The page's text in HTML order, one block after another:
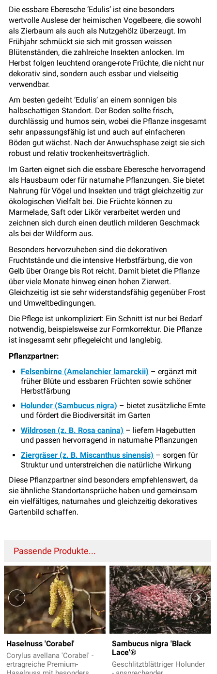
Die essbare Eberesche ‘Edulis’ ist eine besonders
wertvolle Auslese der heimischen Vogelbeere, die sowohl
als Zierbaum als auch als Nutzgehölz überzeugt. Im
Frühjahr schmückt sie sich mit grossen weissen
Blütenständen, die zahlreiche Insekten anlocken. Im
Herbst folgen leuchtend orange-rote Früchte, die nicht nur
dekorativ sind, sondern auch essbar und vielseitig
verwendbar.
Am besten gedeiht ‘Edulis’ an einem sonnigen bis
halbschattigen Standort. Der Boden sollte frisch,
durchlässig und humos sein, wobei die Pflanze insgesamt
sehr anpassungsfähig ist und auch auf einfacheren
Böden gut wächst. Nach der Anwuchsphase zeigt sie sich
robust und relativ trockenheitsverträglich.
Im Garten eignet sich die essbare Eberesche hervorragend
als Hausbaum oder für naturnahe Pflanzungen. Sie bietet
Nahrung für Vögel und Insekten und trägt gleichzeitig zur
ökologischen Vielfalt bei. Die Früchte können zu
Marmelade, Saft oder Likör verarbeitet werden und
zeichnen sich durch einen deutlich milderen Geschmack
als bei der Wildform aus.
Besonders hervorzuheben sind die dekorativen
Fruchtstände und die intensive Herbstfärbung, die von
Gelb über Orange bis Rot reicht. Damit bietet die Pflanze
über viele Monate hinweg einen hohen Zierwert.
Gleichzeitig ist sie sehr widerstandsfähig gegenüber Frost
und Umweltbedingungen.
Die Pflege ist unkompliziert: Ein Schnitt ist nur bei Bedarf
notwendig, beispielsweise zur Formkorrektur. Die Pflanze
ist insgesamt sehr pflegeleicht und langlebig.
Pflanzpartner:
Felsenbirne (Amelanchier lamarckii) – ergänzt mit
früher Blüte und essbaren Früchten sowie schöner
Herbstfärbung
Holunder (Sambucus nigra) – bietet zusätzliche Ernte
und fördert die Biodiversität im Garten
Wildrosen (z. B. Rosa canina) – liefern Hagebutten
und passen hervorragend in naturnahe Pflanzungen
Ziergräser (z. B. Miscanthus sinensis) – sorgen für
Struktur und unterstreichen die natürliche Wirkung
Diese Pflanzpartner sind besonders empfehlenswert, da
sie ähnliche Standortansprüche haben und gemeinsam
ein vielfältiges, naturnahes und gleichzeitig dekoratives
Gartenbild schaffen.
Passende Produkte...
Haselnuss 'Corabel'
Corylus avellana 'Corabel' -
ertragreiche Premium-
Sambucus nigra 'Black
Lace'®
Geschlitztblättriger Holunder